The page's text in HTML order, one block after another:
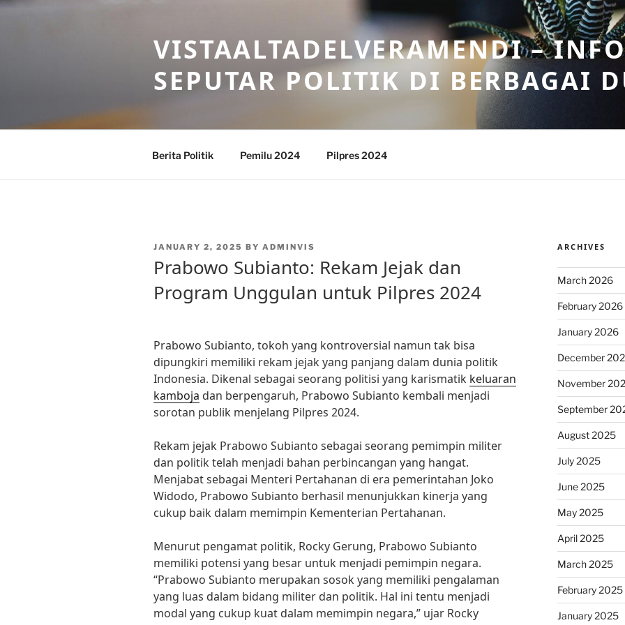
Skip
VISTAALTADELVERAMENDI –
SEPUTAR POLITIK DI BERBAGAI
Berita Politik Pemilu 2024 Pilpres 2024
POSTED
JANUARY 2, 2025 BY ADMINVIS
Prabowo Subianto: Rekam Jejak dan
Program Unggulan untuk Pilpres 2024
Prabowo Subianto, tokoh yang kontroversial namun tak bisa
dipungkiri memiliki rekam jejak yang panjang dalam dunia politik
Indonesia. Dikenal sebagai seorang politisi yang karismatik keluaran
kamboja dan berpengaruh, Prabowo Subianto kembali menjadi
sorotan publik menjelang Pilpres 2024.
Rekam jejak Prabowo Subianto sebagai seorang pemimpin militer
dan politik telah menjadi bahan perbincangan yang hangat.
Menjabat sebagai Menteri Pertahanan di era pemerintahan Joko
Widodo, Prabowo Subianto berhasil menunjukkan kinerja yang
cukup baik dalam memimpin Kementerian Pertahanan.
Menurut pengamat politik, Rocky Gerung, Prabowo Subianto
memiliki potensi yang besar untuk menjadi pemimpin negara.
“Prabowo Subianto merupakan sosok yang memiliki pengalaman
yang luas dalam bidang militer dan politik. Hal ini tentu menjadi
modal yang cukup kuat dalam memimpin negara,” ujar Rocky
ARCHIVES
March 2026
February 2026
January 2026
December
November
September
August 2025
July 2025
June 2025
May 2025
April 2025
March 2025
February 2025
January 2025